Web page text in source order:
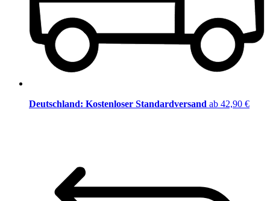
Deutschland: Kostenloser Standardversand ab 42,90 €